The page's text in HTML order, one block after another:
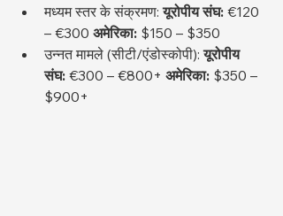
मध्यम स्तर के संक्रमण: यूरोपीय संघ: €120
– €300 अमेरिका: $150 – $350
उन्नत मामले (सीटी/एंडोस्कोपी): यूरोपीय
संघ: €300 – €800+ अमेरिका: $350 –
$900+